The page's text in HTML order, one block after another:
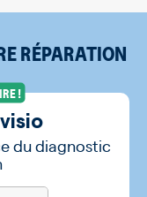
RÉPARATION
!
du diagnostic